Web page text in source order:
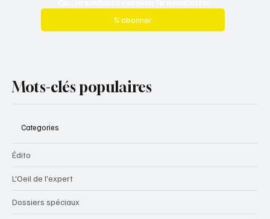
S’abonner
Mots-clés populaires
Categories
Édito
L'Oeil de l'expert
Dossiers spéciaux